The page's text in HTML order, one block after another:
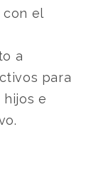
con el
a
para
e